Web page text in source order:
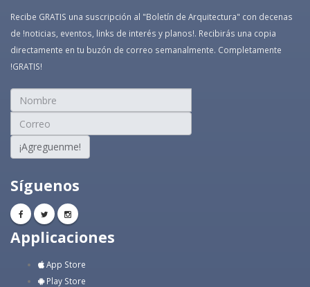
Recibe GRATIS una suscripción al "Boletín de Arquitectura" con decenas
de !noticias, eventos, links de interés y planos!. Recibirás una copia
directamente en tu buzón de correo semanalmente. Completamente
!GRATIS!
¡Agreguenme!
Síguenos
Applicaciones
App Store
Play Store